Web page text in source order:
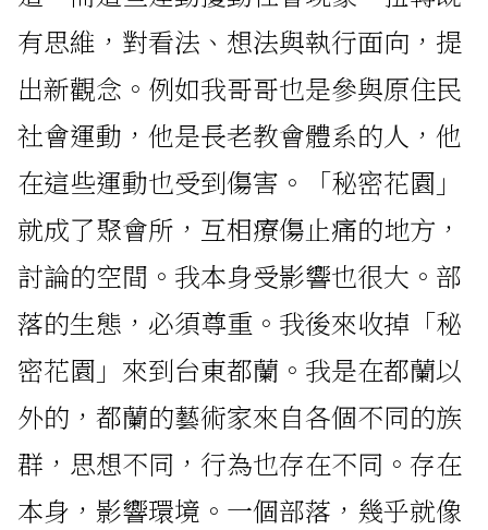
有思維，對看法、想法與執行面向，提
出新觀念。例如我哥哥也是參與原住民
社會運動，他是長老教會體系的人，他
在這些運動也受到傷害。「秘密花園」
就成了聚會所，互相療傷止痛的地方，
討論的空間。我本身受影響也很大。部
落的生態，必須尊重。我後來收掉「秘
密花園」來到台東都蘭。我是在都蘭以
外的，都蘭的藝術家來自各個不同的族
群，思想不同，行為也存在不同。存在
本身，影響環境。一個部落，幾乎就像